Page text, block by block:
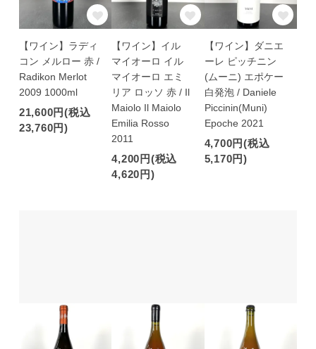
【ワイン】ラディ
コン メルロー 赤 /
Radikon Merlot
2009 1000ml
21,600円(税込
23,760円)
【ワイン】イル
マイオーロ イル
マイオーロ エミ
リア ロッソ 赤 / Il
Maiolo Il Maiolo
Emilia Rosso
2011
4,200円(税込
4,620円)
【ワイン】ダニエ
ーレ ピッチニン
(ムーニ) エポケー
白発泡 / Daniele
Piccinin(Muni)
Epoche 2021
4,700円(税込
5,170円)